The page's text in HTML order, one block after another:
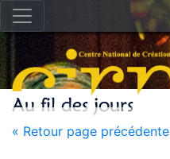
« Retour page précédente